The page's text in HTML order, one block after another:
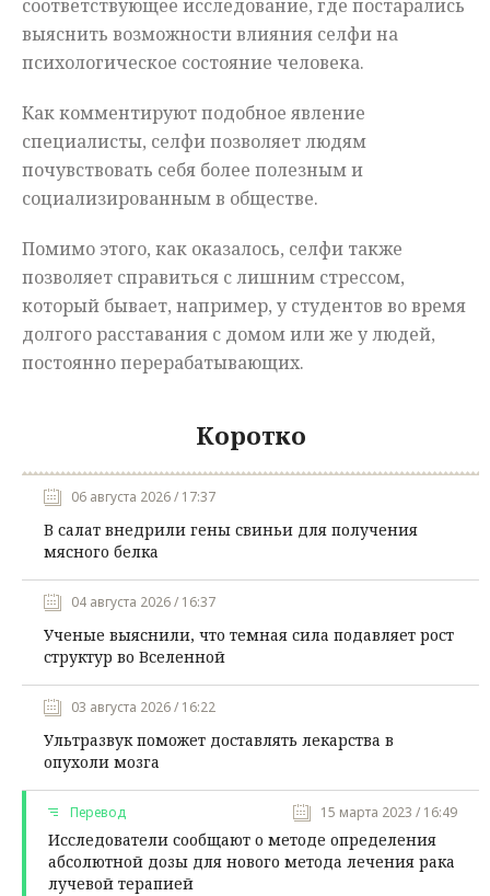
соответствующее исследование, где постарались
выяснить возможности влияния селфи на
психологическое состояние человека.
Как комментируют подобное явление
специалисты, селфи позволяет людям
почувствовать себя более полезным и
социализированным в обществе.
Помимо этого, как оказалось, селфи также
позволяет справиться с лишним стрессом,
который бывает, например, у студентов во время
долгого расставания с домом или же у людей,
постоянно перерабатывающих.
Коротко
06 августа 2026 / 17:37
В салат внедрили гены свиньи для получения
мясного белка
04 августа 2026 / 16:37
Ученые выяснили, что темная сила подавляет рост
структур во Вселенной
03 августа 2026 / 16:22
Ультразвук поможет доставлять лекарства в
опухоли мозга
Перевод 15 марта 2023 / 16:49
Исследователи сообщают о методе определения
абсолютной дозы для нового метода лечения рака
лучевой терапией